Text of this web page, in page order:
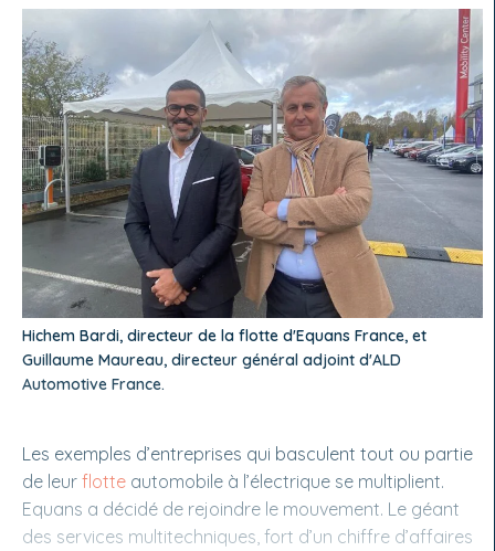
Hichem Bardi, directeur de la flotte d'Equans France, et
Guillaume Maureau, directeur général adjoint d'ALD
Automotive France.
Les exemples d’entreprises qui basculent tout ou partie
de leur flotte automobile à l’électrique se multiplient.
Equans a décidé de rejoindre le mouvement. Le géant
des services multitechniques, fort d’un chiffre d’affaires